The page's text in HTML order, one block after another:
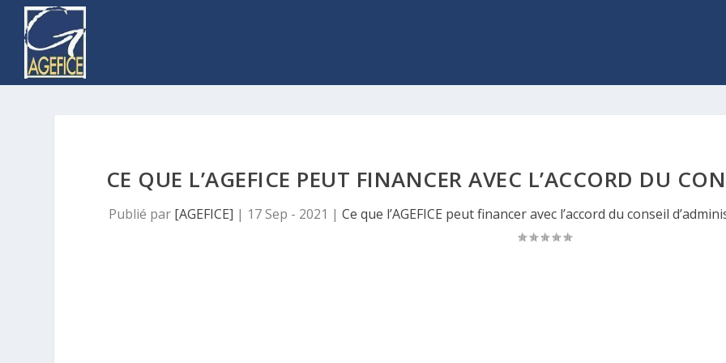
CE QUE L’AGEFICE PEUT FINANCER AVEC L’ACCORD DU
Publié par [AGEFICE] | 17 Sep - 2021 | Ce que l’AGEFICE peut financer avec l’accord du conseil